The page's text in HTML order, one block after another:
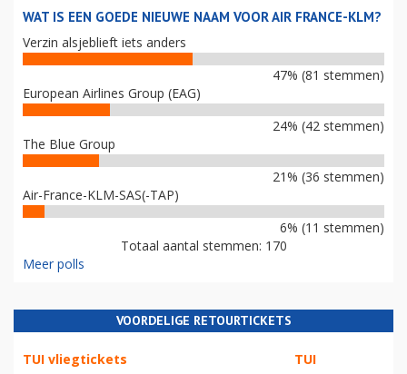
WAT IS EEN GOEDE NIEUWE NAAM VOOR AIR FRANCE-KLM?
Verzin alsjeblieft iets anders
47% (81 stemmen)
European Airlines Group (EAG)
24% (42 stemmen)
The Blue Group
21% (36 stemmen)
Air-France-KLM-SAS(-TAP)
6% (11 stemmen)
Totaal aantal stemmen: 170
Meer polls
VOORDELIGE RETOURTICKETS
TUI vliegtickets TUI